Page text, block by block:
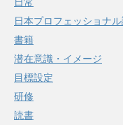
日本プロフェッショナ
書籍
潜在意識・イメージ
目標設定
研修
読書